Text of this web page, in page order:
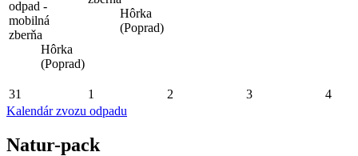
odpad -
mobilná
zberňa
Hôrka
(Poprad)
Hôrka
(Poprad)
31 1 2 3
4
Kalendár zvozu odpadu
Natur-pack